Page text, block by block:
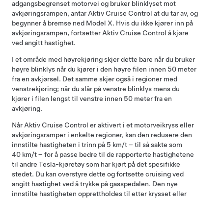
adgangsbegrenset motorvei og bruker blinklyset mot
avkjøringsrampen, antar Aktiv Cruise Control at du tar av, og
begynner å bremse ned Model X. Hvis du ikke kjører inn på
avkjøringsrampen, fortsetter Aktiv Cruise Control å kjøre
ved angitt hastighet.
I et område med høyrekjøring skjer dette bare når du bruker
høyre blinklys når du kjører i den høyre filen innen 50 meter
fra en avkjørsel. Det samme skjer også i regioner med
venstrekjøring; når du slår på venstre blinklys mens du
kjører i filen lengst til venstre innen 50 meterfra en
avkjøring.
Når Aktiv Cruise Control er aktivert i et motorveikryss eller
avkjøringsramper i enkelte regioner, kan den redusere den
innstilte hastigheten i trinn på 5 km/t– til så sakte som
40 km/t– for å passe bedre til de rapporterte hastighetene
til andre Tesla-kjøretøy som har kjørt på det spesifikke
stedet. Du kan overstyre dette og fortsette cruising ved
angitt hastighet ved å trykke på gasspedalen. Den nye
innstilte hastigheten opprettholdes til etter krysset eller